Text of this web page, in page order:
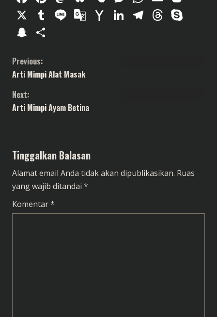
X
Tumblr
LineGoogle
YahooLinkedIn
Telegram
Snapchat
C
o
n
i
n
u
e
Previous:
Arti Mimpi Alat Masak
Next:
Arti Mimpi Ayam Betina
Tinggalkan Balasan
Alamat email Anda tidak akan dipublikasikan. Ruas
yang wajib ditandai *
Komentar*